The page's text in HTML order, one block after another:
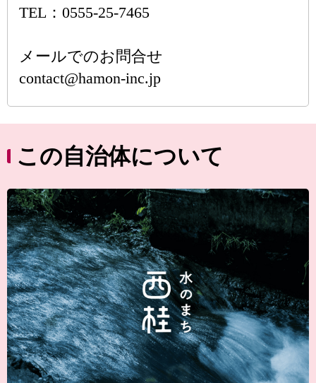
TEL：0555-25-7465
メールでのお問合せ
contact@hamon-inc.jp
この自治体について